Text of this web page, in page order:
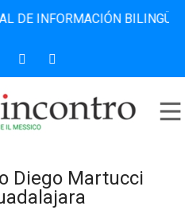
BILINGÜE
Diego Martucci